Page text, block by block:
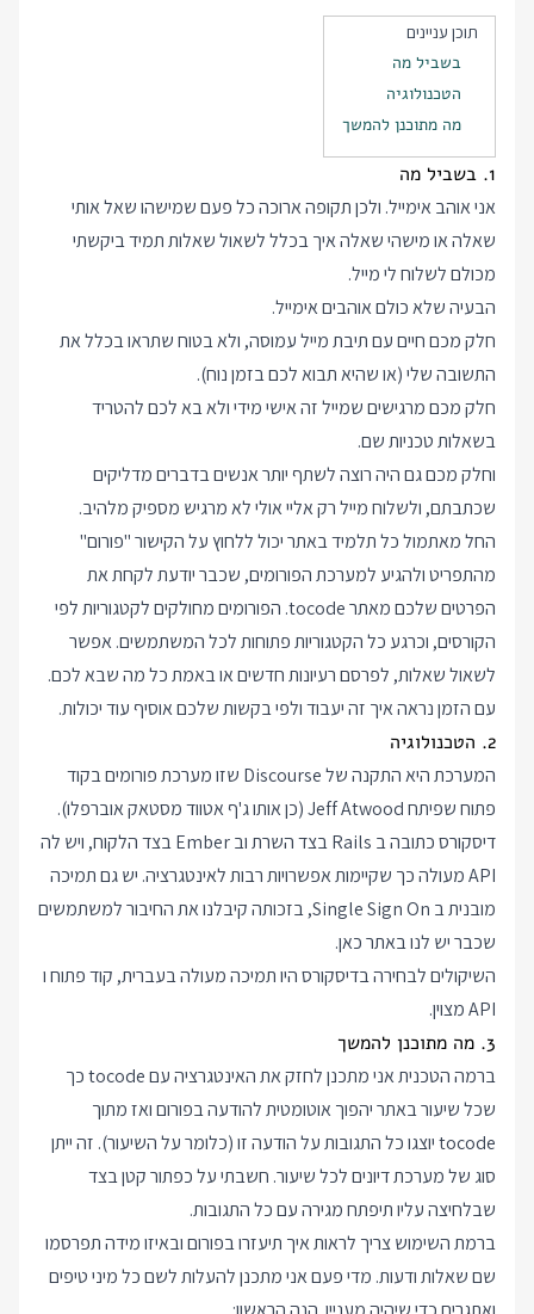
תוכן עניינים
בשביל מה
הטכנולוגיה
מה מתוכנן להמשך
1. בשביל מה
אני אוהב אימייל. ולכן תקופה ארוכה כל פעם שמישהו שאל אותי
שאלה או מישהי שאלה איך בכלל לשאול שאלות תמיד ביקשתי
מכולם לשלוח לי מייל.
הבעיה שלא כולם אוהבים אימייל.
חלק מכם חיים עם תיבת מייל עמוסה, ולא בטוח שתראו בכלל את
התשובה שלי (או שהיא תבוא לכם בזמן נוח).
חלק מכם מרגישים שמייל זה אישי מידי ולא בא לכם להטריד
בשאלות טכניות שם.
וחלק מכם גם היה רוצה לשתף יותר אנשים בדברים מדליקים
שכתבתם, ולשלוח מייל רק אליי אולי לא מרגיש מספיק מלהיב.
החל מאתמול כל תלמיד באתר יכול ללחוץ על הקישור "פורום"
מהתפריט ולהגיע למערכת הפורומים, שכבר יודעת לקחת את
הפרטים שלכם מאתר tocode. הפורומים מחולקים לקטגוריות לפי
הקורסים, וכרגע כל הקטגוריות פתוחות לכל המשתמשים. אפשר
לשאול שאלות, לפרסם רעיונות חדשים או באמת כל מה שבא לכם.
עם הזמן נראה איך זה יעבוד ולפי בקשות שלכם אוסיף עוד יכולות.
2. הטכנולוגיה
המערכת היא התקנה שלDiscourse שזו מערכת פורומים בקוד
פתוח שפיתח Jeff Atwood (כן אותו ג'ף אטווד מסטאק אוברפלו).
דיסקורס כתובה ב Rails בצד השרת וב Ember בצד הלקוח, ויש לה
API מעולה כך שקיימות אפשרויות רבות לאינטגרציה. יש גם תמיכה
מובנית ב Single Sign On, בזכותה קיבלנו את החיבור למשתמשים
שכבר יש לנו באתר כאן.
השיקולים לבחירה בדיסקורס היו תמיכה מעולה בעברית, קוד פתוח ו
API מצוין.
3. מה מתוכנן להמשך
ברמה הטכנית אני מתכנן לחזק את האינטגרציה עם tocode כך
שכל שיעור באתר יהפוך אוטומטית להודעה בפורום ואז מתוך
tocode יוצגו כל התגובות על הודעה זו (כלומר על השיעור). זה ייתן
סוג של מערכת דיונים לכל שיעור. חשבתי על כפתור קטן בצד
שבלחיצה עליו תיפתח מגירה עם כל התגובות.
ברמת השימוש צריך לראות איך תיעזרו בפורום ובאיזו מידה תפרסמו
שם שאלות ודעות. מדי פעם אני מתכנן להעלות לשם כל מיני טיפים